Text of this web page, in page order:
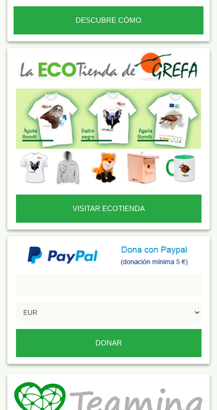
DESCUBRE CÓMO
VISITAR ECOTIENDA